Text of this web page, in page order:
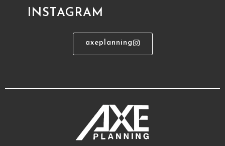
INSTAGRAM
axeplanning